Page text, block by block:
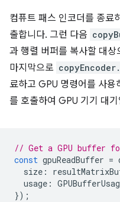
컴퓨트 패스 인코더를 종료
출합니다. 그런 다음
과 행렬 버퍼를 복사할 대
마지막으로
료하고 GPU 명령어를 사용
를 호출하여 GPU 기기 대
// Get a GPU buffer
const gpuReadBuffer =
size :
usage :
});